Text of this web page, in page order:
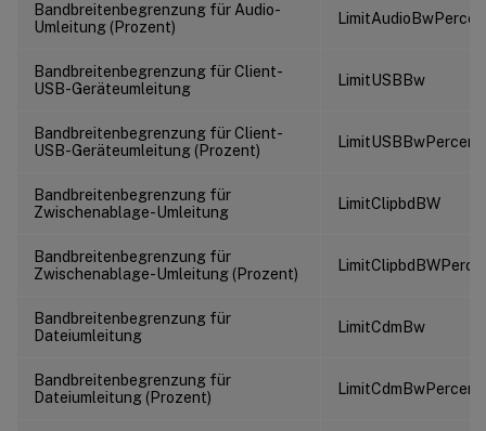
Bandbreitenbegrenzung für Audio-
Umleitung (Prozent)
Bandbreitenbegrenzung für Client-
USB-Geräteumleitung
LimitUSBBw
Bandbreitenbegrenzung für Client-
USB-Geräteumleitung (Prozent)
LimitUSBBwPercent
Bandbreitenbegrenzung für
Zwischenablage-Umleitung
LimitClipbdBW
Bandbreitenbegrenzung für
Zwischenablage-Umleitung (Prozent)
Bandbreitenbegrenzung für
Dateiumleitung
LimitCdmBw
Bandbreitenbegrenzung für
Dateiumleitung (Prozent)
LimitCdmBwPercent